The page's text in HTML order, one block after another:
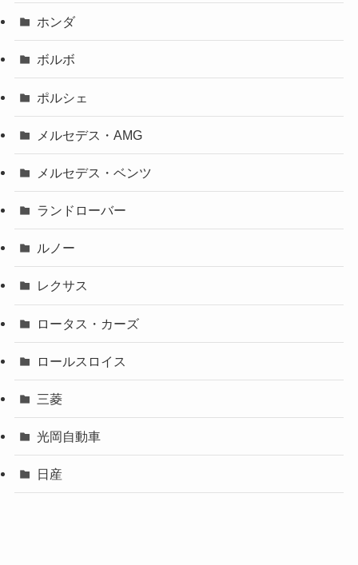
ホンダ
ボルボ
ポルシェ
メルセデス・AMG
メルセデス・ベンツ
ランドローバー
ルノー
レクサス
ロータス・カーズ
ロールスロイス
三菱
光岡自動車
日産